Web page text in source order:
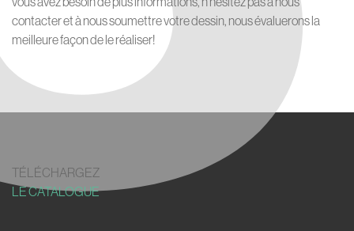
contacter et à nous soumettre votre dessin, nous évaluerons la
meilleure façon de le réaliser!
TÉLÉCHARGEZ
LE CATALOGUE